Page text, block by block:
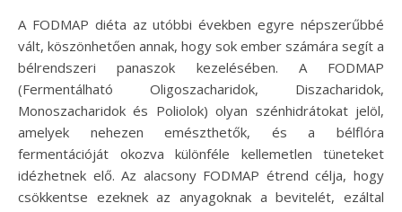
A FODMAP diéta az utóbbi években egyre népszerűbbé
vált, köszönhetően annak, hogy sok ember számára segít a
bélrendszeri panaszok kezelésében. A FODMAP
(Fermentálható Oligoszacharidok, Diszacharidok,
Monoszacharidok és Poliolok) olyan szénhidrátokat jelöl,
amelyek nehezen emészthetők, és a bélflóra
fermentációját okozva különféle kellemetlen tüneteket
idézhetnek elő. Az alacsony FODMAP étrend célja, hogy
csökkentse ezeknek az anyagoknak a bevitelét, ezáltal